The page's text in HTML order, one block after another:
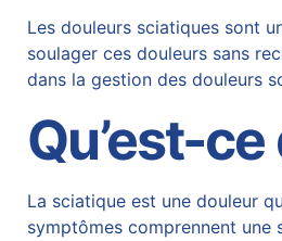
Les douleurs sciatiques sont
soulager ces douleurs sans
dans la gestion des douleurs
Qu’est-
La sciatique est une douleur
symptômes comprennent une